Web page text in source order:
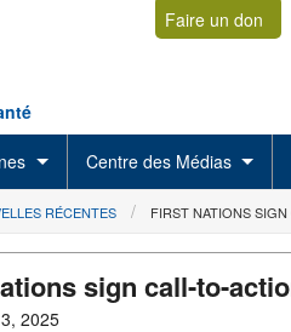
Faire un don
Centre des Médias
RÉCENTES FIRST NATIONS
sign call-to-
2025